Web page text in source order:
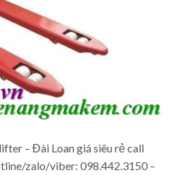
– Đài Loan giá siêu rẻ call
zalo/viber: 098.442.3150 –